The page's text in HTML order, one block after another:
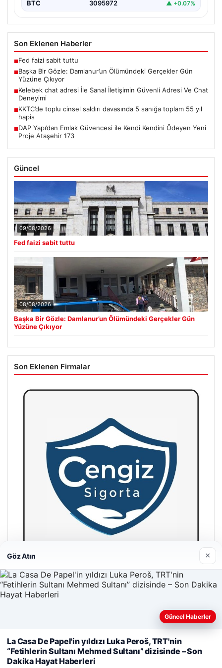
BTC 3095972 ▲ +0.07%
Son Eklenen Haberler
■Fed faizi sabit tuttu
■Başka Bir Gözle: Damlanur’un Ölümündeki Gerçekler Gün
Yüzüne Çıkıyor
■Kelebek chat adresi İle Sanal İletişimin Güvenli Adresi Ve Chat
Deneyimi
■KKTC’de toplu cinsel saldırı davasında 5 sanığa toplam 55 yıl
hapis
■DAP Yapı’dan Emlak Güvencesi ile Kendi Kendini Ödeyen Yeni
Proje Ataşehir 173
Güncel
09/08/2026
Fed faizi sabit tuttu
08/08/2026
Başka Bir Gözle: Damlanur’un Ölümündeki Gerçekler Gün
Yüzüne Çıkıyor
Son Eklenen Firmalar
Hastaş Beton
26/05/2026
deneyiminizi kişiselleştirmek ve geliştirmek amacıyla çerezler
kullanıyoruz.Çerez Politikamız
Göz Atın ×
Güncel Haberler
La Casa De Papel'in yıldızı Luka Peroš, TRT'nin
“Fetihlerin Sultanı Mehmed Sultanı” dizisinde – Son
Dakika Hayat Haberleri